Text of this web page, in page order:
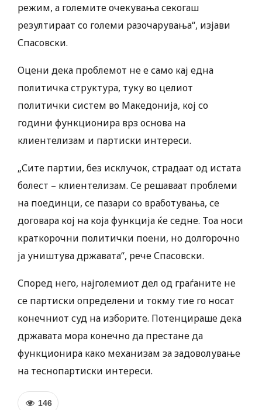
режим, а големите очекувања секогаш
резултираат со големи разочарувања“, изјави
Спасовски.
Оцени дека проблемот не е само кај една
политичка структура, туку во целиот
политички систем во Македонија, кој со
години функционира врз основа на
клиентелизам и партиски интереси.
„Сите партии, без исклучок, страдаат од истата
болест – клиентелизам. Се решаваат проблеми
на поединци, се пазари со вработувања, се
договара кој на која функција ќе седне. Тоа носи
краткорочни политички поени, но долгорочно
ја уништува државата“, рече Спасовски.
Според него, најголемиот дел од граѓаните не
се партиски определени и токму тие го носат
конечниот суд на изборите. Потенцираше дека
државата мора конечно да престане да
функционира како механизам за задоволување
на теснопартиски интереси.
146